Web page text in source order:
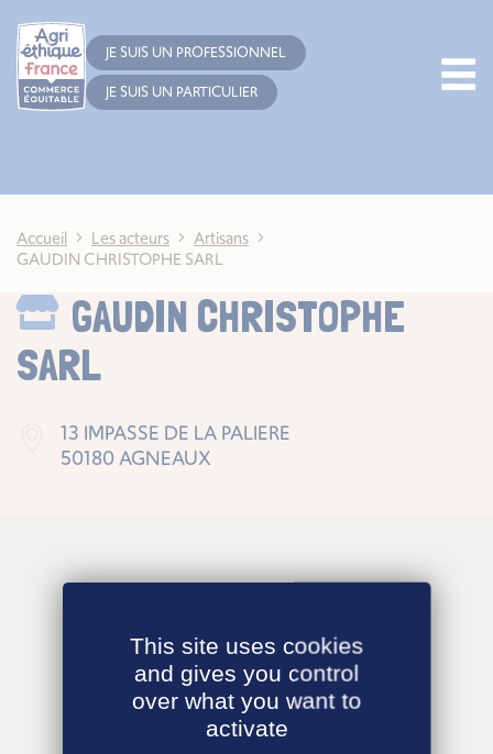
JE SUIS UN PROFESSIONNEL
JE SUIS UN PARTICULIER
Accueil Les acteurs
Artisans
GAUDIN CHRISTOPHE SARL
GAUDIN CHRISTOPHE
SARL
13 IMPASSE DE LA PALIERE
50180 AGNEAUX
This site uses cookies
and gives you control
over what you want to
activate